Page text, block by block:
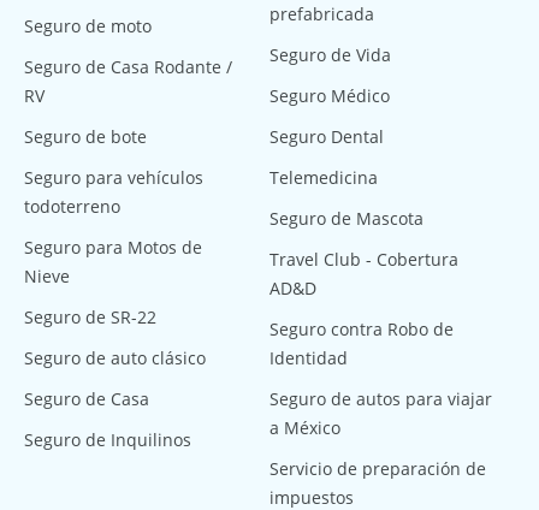
Seguro de moto
Seguro de Casa Rodante /
RV
Seguro de bote
Seguro para vehículos
todoterreno
Seguro para Motos de
Nieve
Seguro de SR-22
Seguro de auto clásico
Seguro de Casa
Seguro de Inquilinos
prefabricada
Seguro de Vida
Seguro Médico
Seguro Dental
Telemedicina
Seguro de Mascota
Travel Club - Cobertura
AD&D
Seguro contra Robo de
Identidad
Seguro de autos para viajar
a México
Servicio de preparación de
impuestos